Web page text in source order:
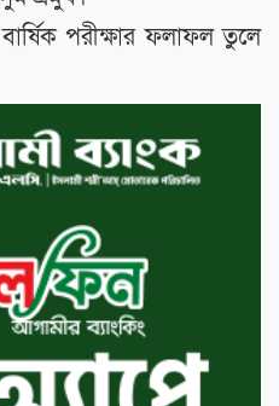
বার্ষিক পরীক্ষার ফলাফল তুলে